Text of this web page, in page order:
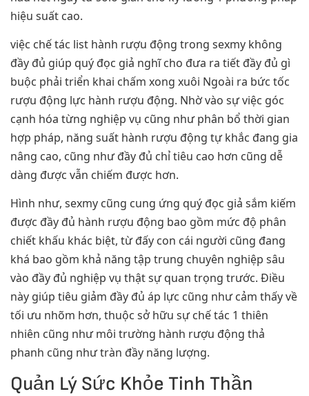
hiệu suất cao.
việc chế tác list hành rượu động trong sexmy không
đầy đủ giúp quý đọc giả nghĩ cho đưa ra tiết đầy đủ gì
buộc phải triển khai chấm xong xuôi Ngoài ra bức tốc
rượu động lực hành rượu động. Nhờ vào sự việc góc
cạnh hóa từng nghiệp vụ cũng như phân bổ thời gian
hợp pháp, năng suất hành rượu động tự khắc đang gia
nâng cao, cũng như đầy đủ chỉ tiêu cao hơn cũng dễ
dàng được vẫn chiếm được hơn.
Hình như, sexmy cũng cung ứng quý đọc giả sắm kiếm
được đầy đủ hành rượu động bao gồm mức độ phân
chiết khấu khác biệt, từ đấy con cái người cũng đang
khá bao gồm khả năng tập trung chuyên nghiệp sâu
vào đầy đủ nghiệp vụ thật sự quan trọng trước. Điều
này giúp tiêu giảm đầy đủ áp lực cũng như cảm thấy về
tối ưu nhõm hơn, thuộc sở hữu sự chế tác 1 thiên
nhiên cũng như môi trường hành rượu động thả
phanh cũng như tràn đầy năng lượng.
Quản Lý Sức Khỏe Tinh Thần